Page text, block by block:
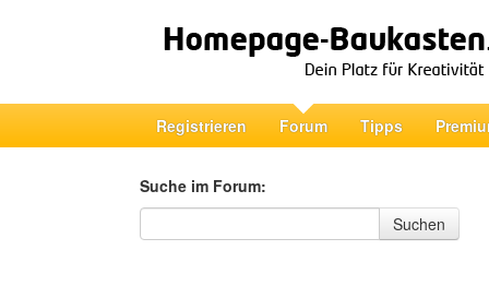
Registrieren Forum Tipps
Suche im Forum:
Suche im Forum
Suchen